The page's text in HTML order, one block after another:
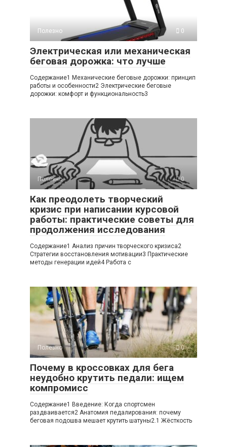
Полезно 0
Электрическая или механическая
беговая дорожка: что лучше
Содержание1 Механические беговые дорожки: принцип
работы и особенности2 Электрические беговые
дорожки: комфорт и функциональность3
Полезно 0
Как преодолеть творческий
кризис при написании курсовой
работы: практические советы для
продолжения исследования
Содержание1 Анализ причин творческого кризиса2
Стратегии восстановления мотивации3 Практические
методы генерации идей4 Работа с
Полезно 0
Почему в кроссовках для бега
неудобно крутить педали: ищем
компромисс
Содержание1 Введение: Когда спортсмен
раздваивается2 Анатомия педалирования: почему
беговая подошва мешает крутить шатуны2.1 Жёсткость